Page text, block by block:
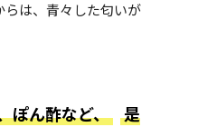
は、青々した匂いが
ぽん酢など、
是